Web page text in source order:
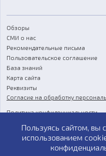
Обзоры
СМИ о нас
Рекомендательные письма
Пользовательское соглашение
База знаний
Карта сайта
Реквизиты
Согласие на обработку
Политика конфиденциальности
Публичная оферта
Пользуясь сайтом, вы
использованием